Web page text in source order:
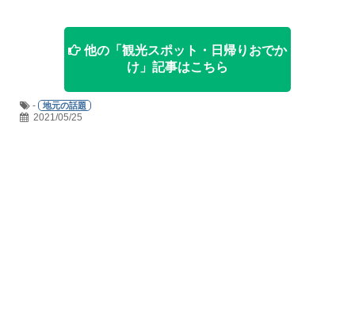
他の「観光スポット・日帰りおでか
け」記事はこちら
- 地元の話題
2021/05/25